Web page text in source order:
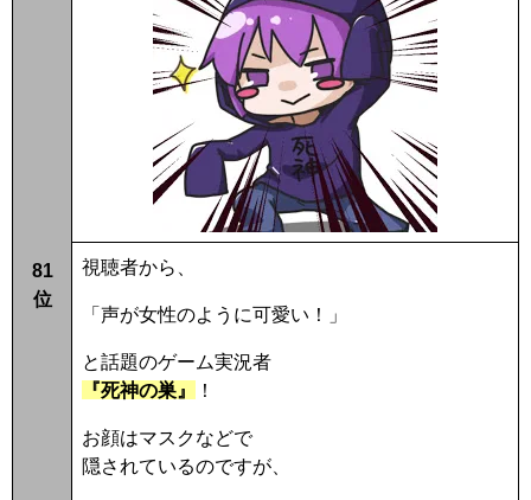
81
位
視聴者から、
「声が女性のように可愛い！」
と話題のゲーム実況者
『死神の巣』
！
お顔はマスクなどで
隠されているのですが、